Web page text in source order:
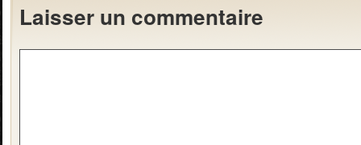
Laisser un commentaire